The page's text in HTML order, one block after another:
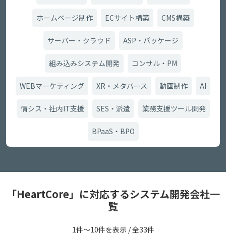
ホームページ制作 ECサイト構築 CMS構築
サーバー・クラウド ASP・パッケージ
組み込みシステム開発 コンサル・PM
WEBマーケティング XR・メタバース 動画制作 AI
情シス・社内IT支援 SES・派遣 業務支援ツール開発
BPaaS・BPO
「HeartCore」に対応するシステム開発会社一
覧
1件〜10件を表示 / 全33件